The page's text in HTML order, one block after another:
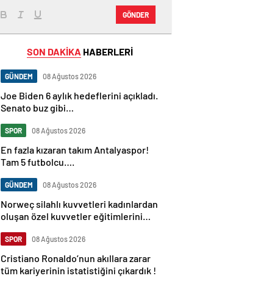
GÖNDER
SON DAKİKA HABERLERİ
GÜNDEM 08 Ağustos 2026
Joe Biden 6 aylık hedeflerini açıkladı.
Senato buz gibi…
SPOR 08 Ağustos 2026
En fazla kızaran takım Antalyaspor!
Tam 5 futbolcu….
GÜNDEM 08 Ağustos 2026
Norweç silahlı kuvvetleri kadınlardan
oluşan özel kuvvetler eğitimlerini
SPOR 08 Ağustos 2026
Cristiano Ronaldo’nun akıllara zarar
tüm kariyerinin istatistiğini çıkardık !